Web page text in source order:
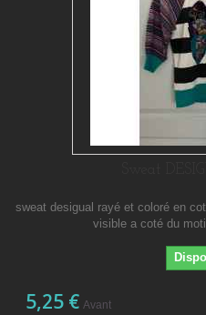
sweat desigual rayé et coloré en
visible a coté du
5,25 € Avant